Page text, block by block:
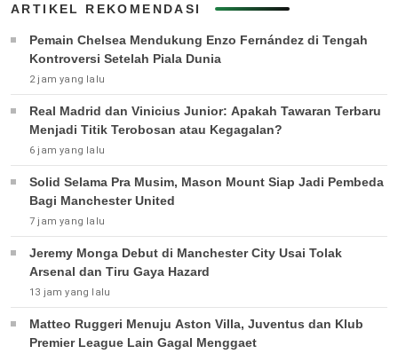
ARTIKEL REKOMENDASI
Pemain Chelsea Mendukung Enzo Fernández di Tengah
Kontroversi Setelah Piala Dunia
2 jam yang lalu
Real Madrid dan Vinicius Junior: Apakah Tawaran Terbaru
Menjadi Titik Terobosan atau Kegagalan?
6 jam yang lalu
Solid Selama Pra Musim, Mason Mount Siap Jadi Pembeda
Bagi Manchester United
7 jam yang lalu
Jeremy Monga Debut di Manchester City Usai Tolak
Arsenal dan Tiru Gaya Hazard
13 jam yang lalu
Matteo Ruggeri Menuju Aston Villa, Juventus dan Klub
Premier League Lain Gagal Menggaet